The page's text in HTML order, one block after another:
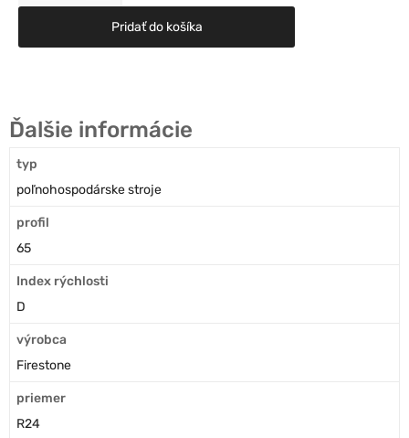
Pridať do košíka
Ďalšie informácie
typ
poľnohospodárske stroje
profil
65
Index rýchlosti
D
výrobca
Firestone
priemer
R24